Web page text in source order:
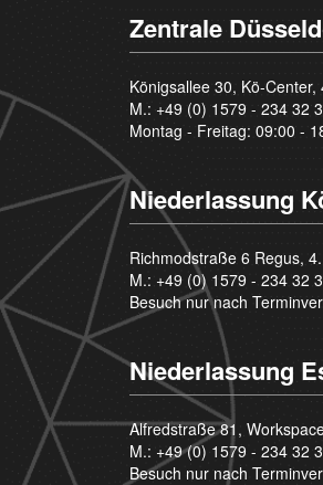
Zentrale
Königsallee 30, Kö-
M.: +49 (0) 1579 - 234 32
Montag - Freitag: 09:00 -
Niederlassung
Richmodstraße 6 Regus,
M.: +49 (0) 1579 - 234 32
Besuch nur nach
Niederlassung
Alfredstraße 81,
M.: +49 (0) 1579 - 234 32
Besuch nur nach